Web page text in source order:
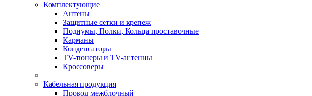
Комплектующие
Антены
Защитные сетки и крепеж
Подиумы, Полки, Кольца проставочные
Карманы
Конденсаторы
TV-тюнеры и TV-антенны
Кроссоверы
Кабельная продукция
Провод межблочный